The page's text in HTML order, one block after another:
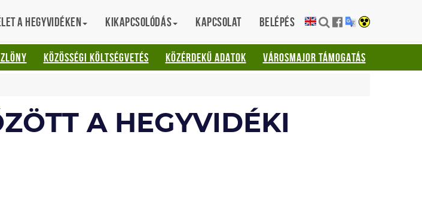
a hegyvidéken Kikapcsolódás Kapcsolat Belépés
KÖZÖSSÉGI KÖLTSÉGVETÉS KÖZÉRDEKŰ ADATOK VÁROSMAJOR TÁMOGATÁS
A HEGYVIDÉKI